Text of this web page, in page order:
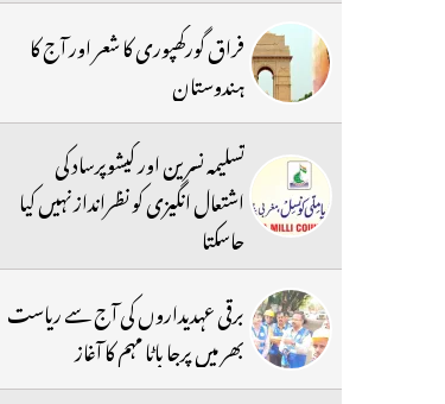
فراق گورکھپوری کا شعر اور آج کا
ہندوستان
تسلیمہ نسرین اور کیشوپرساد کی
اشتعال انگیزی کو نظرانداز نہیں کیا
جاسکتا
برقی عہدیداروں کی آج سے ریاست
بھر میں پرجا باٹا مہم کا آغاز